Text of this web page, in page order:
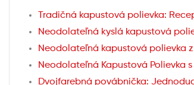
Tradičná kapustová polievka:
Neodolateľná kyslá kapustová
Neodolateľná kapustová polievka
Neodolateľná Kapustová Polievka
Dvojfarebná povábnička: